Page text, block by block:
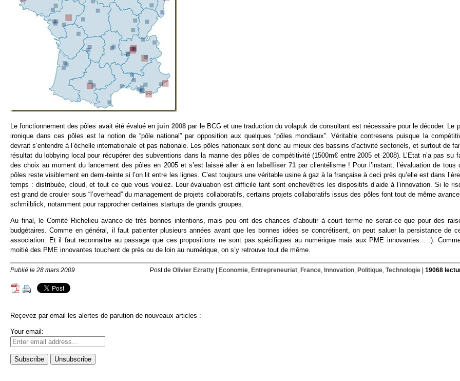
Le fonctionnement des pôles avait été évalué en juin 2008 par le BCG et une traduction du volapuk de consultant est nécessaire pour le décoder. Le
ironique dans ces pôles est la notion de “pôle national” par opposition aux quelques “pôles mondiaux”. Véritable contresens puisque la
devrait s’entendre à l’échelle internationale et pas nationale. Les pôles nationaux sont donc au mieux des bassins d’activité sectoriels, et surtout de
résultat du lobbying local pour récupérer des subventions dans la manne des pôles de compétitivité (1500m€ entre 2005 et 2008). L’Etat n’a pas su
des choix au moment du lancement des pôles en 2005 et s’est laissé aller à en labelliser 71 par clientélisme ! Pour l’instant, l’évaluation de tous
pôles reste visiblement en demi-teinte si l’on lit entre les lignes. C’est toujours une véritable usine à gaz à la française à ceci près qu’elle est dans
temps : distribuée, cloud, et tout ce que vous voulez. Leur évaluation est difficile tant sont enchevêtrés les dispositifs d’aide à l’innovation. Si le
est grand de crouler sous “l’overhead” du management de projets collaboratifs, certains projets collaboratifs issus des pôles font tout de même
schmilblick, notamment pour rapprocher certaines startups de grands groupes.
Au final, le Comité Richelieu avance de très bonnes intentions, mais peu ont des chances d’aboutir à court terme ne serait-ce que pour des
budgétaires. Comme en général, il faut patienter plusieurs années avant que les bonnes idées se concrétisent, on peut saluer la persistance de
association. Et il faut reconnaitre au passage que ces propositions ne sont pas spécifiques au numérique mais aux PME innovantes… :).
moitié des PME innovantes touchent de près ou de loin au numérique, on s’y retrouve tout de même.
Publié le 28 mars 2009 Post de Olivier Ezratty| Economie, Entrepreneuriat, France, Innovation, Politique, Technologie| 19068
Reçevez par email les alertes de parution de nouveaux articles :
Your email: